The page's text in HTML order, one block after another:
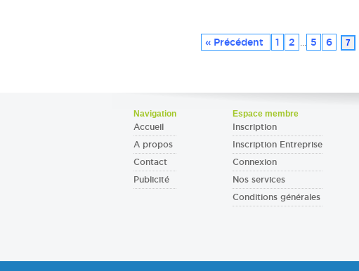
« Précédent 1 2 ... 5 6 7
Navigation
Accueil
A propos
Contact
Publicité
Espace membre
Inscription
Inscription Entreprise
Connexion
Nos services
Conditions générales